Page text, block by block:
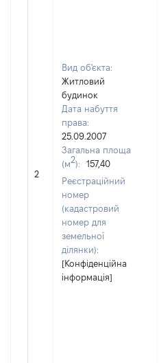
2
Вид об'єкта:
Житловий
будинок
Дата набуття
права:
25.09.2007
Загальна площа
(м2):
157,40
Реєстраційний
номер
(кадастровий
номер для
земельної
ділянки):
[Конфіденційна
інформація]